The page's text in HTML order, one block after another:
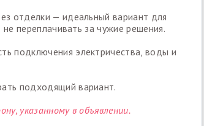
отделки — идеальный вариант для
переплачивать за чужие решения.
подключения электричества, воды и
подходящий вариант.
указанному в объявлении.